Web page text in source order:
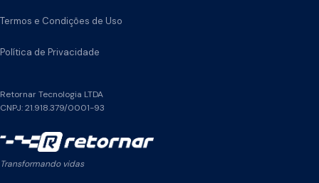
Termos e Condições de Uso
Política de Privacidade
Retornar Tecnologia LTDA
CNPJ: 21.918.379/0001-93
Transformando vidas